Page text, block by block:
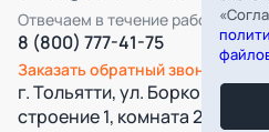
Отвечаем в течение рабочего
8 (800) 777-41-75
Заказать обратный звонок
г. Тольятти, ул. Борковская, д.
строение 1, комната 22